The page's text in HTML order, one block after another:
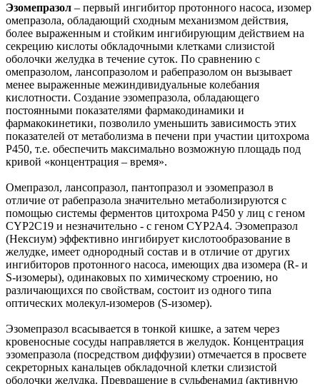
Эзомепразол – первый ингибитор протонного насоса, изомер
омепразола, обладающий сходным механизмом действия,
более выраженным и стойким ингибирующим действием на
секрецию кислоты обкладочными клетками слизистой
оболочки желудка в течение суток. По сравнению с
омепразолом, лансопразолом и рабепразолом он вызывает
менее выраженные межиндивидуальные колебания
кислотности. Создание эзомепразола, обладающего
постоянными показателями фармакодинамики и
фармакокинетики, позволило уменьшить зависимость этих
показателей от метаболизма в печени при участии цитохрома
Р450, т.е. обеспечить максимально возможную площадь под
кривой «концентрация – время».
Омепразол, лансопразол, пантопразол и эзомепразол в
отличие от рабепразола значительно метаболизируются с
помощью системы ферментов цитохрома Р450 у лиц с геном
CYP2C19 и незначительно - с геном CYP2A4. Эзомепразол
(Нексиум) эффективно ингибирует кислотообразование в
желудке, имеет однородный состав и в отличие от других
ингибиторов протонного насоса, имеющих два изомера (R- и
S-изомеры), одинаковых по химическому строению, но
различающихся по свойствам, состоит из одного типа
оптических молекул-изомеров (S-изомер).
Эзомепразол всасывается в тонкой кишке, а затем через
кровеносные сосуды направляется в желудок. Концентрация
эзомепразола (посредством диффузии) отмечается в просвете
секреторных канальцев обкладочной клетки слизистой
оболочки желудка. Превращение в сульфенамид (активную